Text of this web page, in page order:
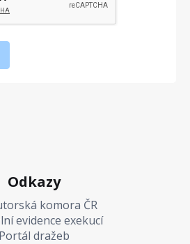
Odkazy
komora ČR
evidence exekucí
Portál dražeb